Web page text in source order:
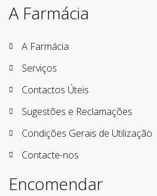
A Farmácia
A Farmácia
Serviços
Contactos Úteis
Sugestões e Reclamações
Condições Gerais de Utilização
Contacte-nos
Encomendar